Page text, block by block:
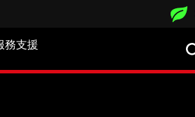
務支援